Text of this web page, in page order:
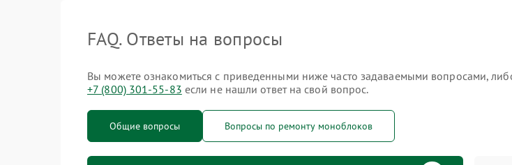
FAQ. Ответы на вопросы
Вы можете ознакомиться с приведенными ниже часто задаваемыми вопросами,
+7 (800) 301-55-83 если не нашли ответ на свой вопрос.
Общие вопросы Вопросы по ремонту моноблоков